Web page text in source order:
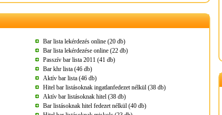
Bar lista lekérdezés online (20 db)
Bar lista lekérdezése online (22 db)
Passzív bar lista 2011 (41 db)
Bar khr lista (46 db)
Aktív bar lista (46 db)
Hitel bar listásoknak ingatlanfedezet nélkül (38 db)
Aktív bar listásoknak hitel (38 db)
Bar listásoknak hitel fedezet nélkül (40 db)